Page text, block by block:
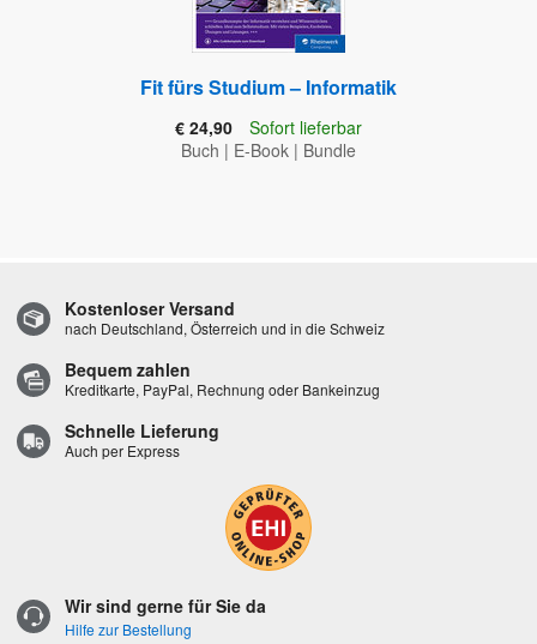
Fit fürs Studium – Informatik
€ 24,90
Sofort lieferbar
Buch | E-Book | Bundle
Kostenloser Versand
nach Deutschland, Österreich und in die Schweiz
Bequem zahlen
Kreditkarte, PayPal, Rechnung oder Bankeinzug
Schnelle Lieferung
Auch per Express
Wir sind gerne für Sie da
Hilfe zur Bestellung